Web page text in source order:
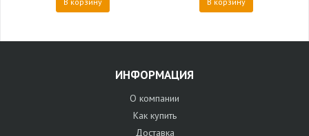
ИНФОРМАЦИЯ
О компании
Как купить
Доставка